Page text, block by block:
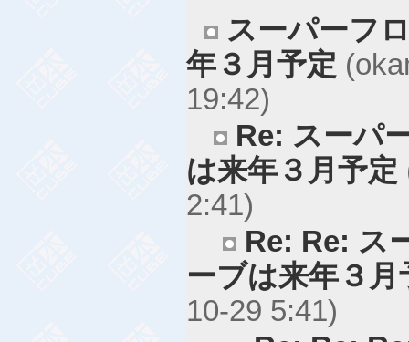
スーパーフ
年３月予定
19:42)
Re: スーパ
は来年３月予定
2:41)
Re: Re: ス
ーブは来年３月
10-29 5:41)